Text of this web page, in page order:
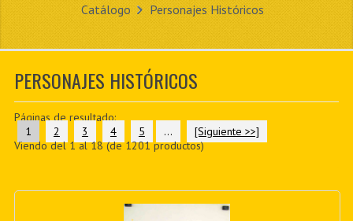
NOVEDADES
MIS DATOS
CONTACTO
CUSTOM PDF
Catálogo Personajes Históricos
PERSONAJES HISTÓRICOS
Páginas de resultado:
1
2 3 4 5 ...
[Siguiente >>]
Viendo del1al18(de1201productos)